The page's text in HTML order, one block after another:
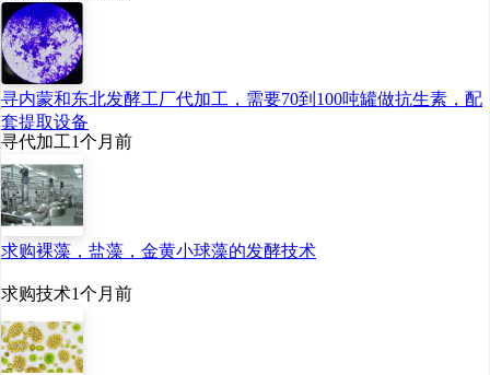
寻内蒙和东北发酵工厂代加工，需要70到100吨罐做抗生素，配
套提取设备
寻代加工1个月前
求购裸藻，盐藻，金黄小球藻的发酵技术
求购技术1个月前